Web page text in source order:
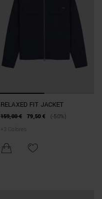
RELAXED FIT JACKET
159,00 € 79,50 €
(-50%)
+ 3 Colores